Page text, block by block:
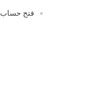
فتح حساب